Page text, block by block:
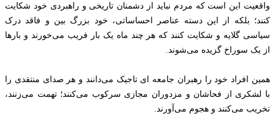
واقعیت این است که مردم نباید از دشمنان تاریخی و راهبردی خود شکایت
کنند؛ بلکه از این دسته عناصر احساساتی، خود بزرگ‌ بین و فاقد درک
سیاسی گلایه و شکایت کنند که هر چند ماه یک‌ بار فریب می‌خورند و بارها
از یک سوراخ گزیده می‌شوند.
همین افراد خود را رهبران جامعه ای تاجیک می‌دانند و هر صدای منتقدی را
با لشکری از فحاشان و مزدوران مجازی سرکوب می‌کنند؛ تهمت می‌زنند،
تخریب می‌کنند و هجوم می‌آورند.